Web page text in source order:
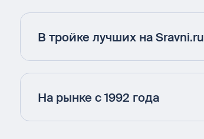
В тройке лучших на Sravni.ru
На рынке с 1992 года